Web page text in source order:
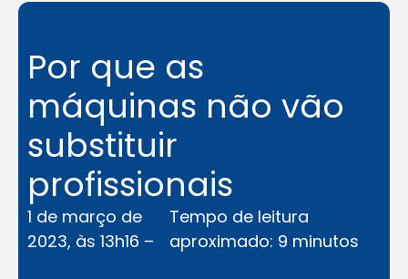
Por que as
máquinas não vão
substituir
profissionais
1 de março de
2023, às 13h16 –
Tempo de leitura
aproximado: 9 minutos